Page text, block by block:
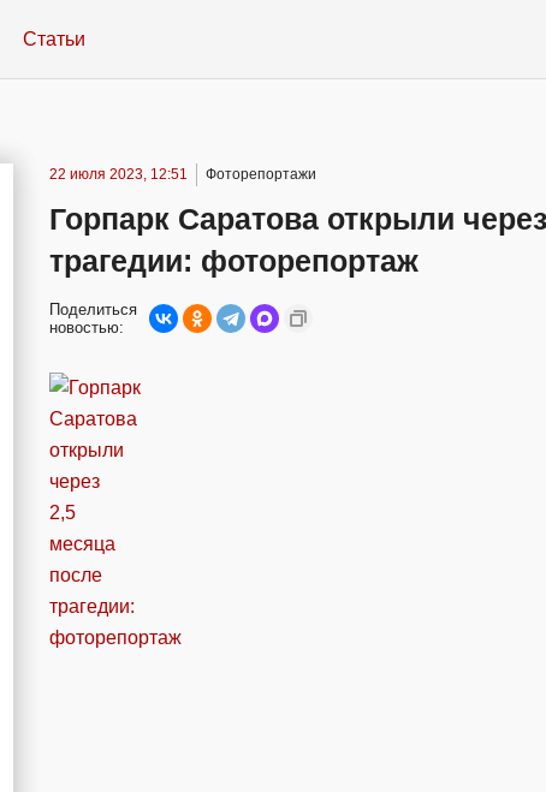
Статьи
22 июля 2023, 12:51 Фоторепортажи
Горпарк Саратова открыли
трагедии: фоторепортаж
Поделиться
новостью: